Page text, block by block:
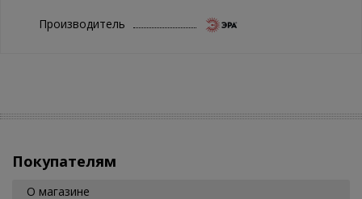
Производитель
Покупателям
О магазине